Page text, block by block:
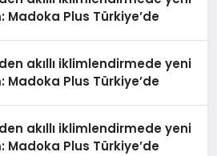
Madoka Plus Türkiye’de
akıllı iklimlendirmede yeni
Madoka Plus Türkiye’de
akıllı iklimlendirmede yeni
Madoka Plus Türkiye’de